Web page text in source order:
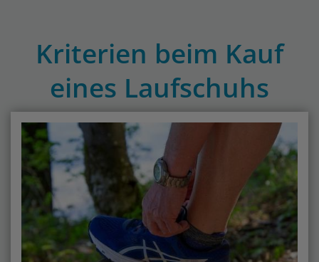
Kriterien beim Kauf
eines Laufschuhs